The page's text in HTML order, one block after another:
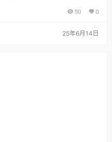
小型企业官网、外贸商城，还是内
势，占据着内容管理系统(CMS)市
份额。 一、WordPress站点的构成
50 0
25年6月14日